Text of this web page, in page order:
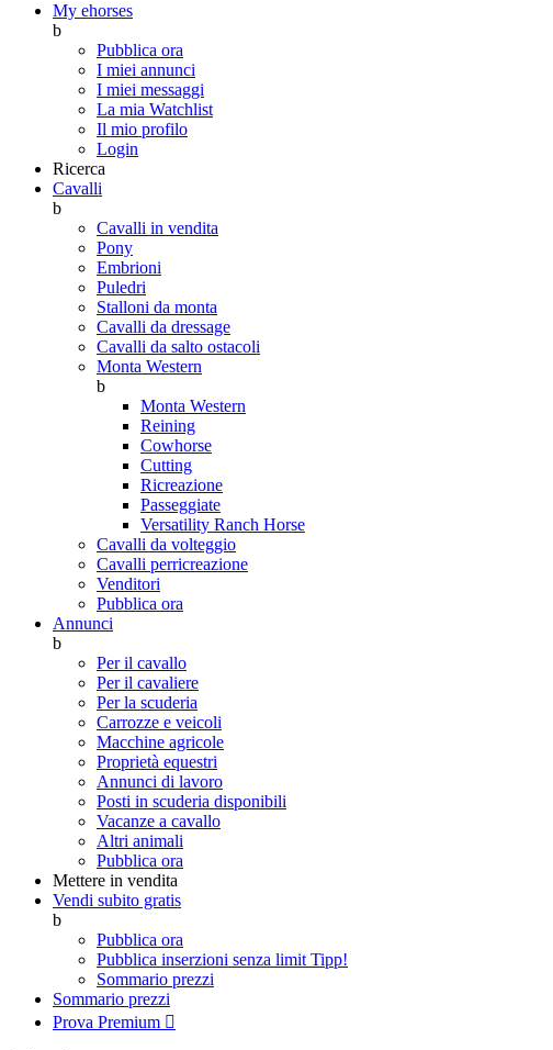
My ehorses
b
Pubblica ora
I miei annunci
I miei messaggi
La mia Watchlist
Il mio profilo
Login
Ricerca
Cavalli
b
Cavalli in vendita
Pony
Embrioni
Puledri
Stalloni da monta
Cavalli da dressage
Cavalli da salto ostacoli
Monta Western
b
Monta Western
Reining
Cowhorse
Cutting
Ricreazione
Passeggiate
Versatility Ranch Horse
Cavalli da volteggio
Cavalli perricreazione
Venditori
Pubblica ora
Annunci
b
Per il cavallo
Per il cavaliere
Per la scuderia
Carrozze e veicoli
Macchine agricole
Proprietà equestri
Annunci di lavoro
Posti in scuderia disponibili
Vacanze a cavallo
Altri animali
Pubblica ora
Mettere in vendita
Vendi subito gratis
b
Pubblica ora
Pubblica inserzioni senza limit Tipp!
Sommario prezzi
Sommario prezzi
Prova Premium 